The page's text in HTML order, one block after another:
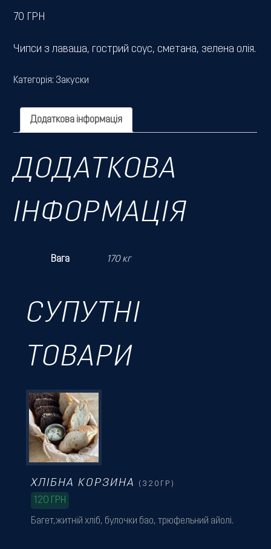
70 ГРН
Чипси з лаваша, гострий соус, сметана, зелена олія.
Категорія: Закуски
Додаткова інформація
ДОДАТКОВА
ІНФОРМАЦІЯ
Вага 170 кг
СУПУТНІ
ТОВАРИ
Багет,житній хліб, булочки бао, трюфельний айолі.
ХЛІБНА КОРЗИНА (320ГР)
120 ГРН